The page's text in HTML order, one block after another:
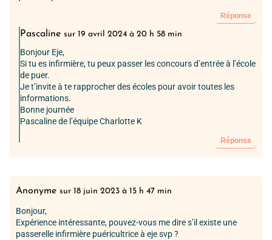
Réponse
Pascaline sur 19 avril 2024 à 20 h 58 min
Bonjour Eje,
Si tu es infirmière, tu peux passer les concours d’entrée à l’école
de puer.
Je t’invite à te rapprocher des écoles pour avoir toutes les
informations.
Bonne journée
Pascaline de l’équipe Charlotte K
Réponse
Anonyme sur 18 juin 2023 à 15 h 47 min
Bonjour,
Expérience intéressante, pouvez-vous me dire s’il existe une
passerelle infirmière puéricultrice à eje svp ?